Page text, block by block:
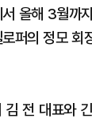
올해 3월까
퍼의 정모
전 대표와